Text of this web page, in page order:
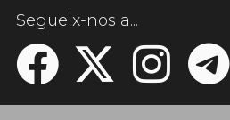
Segueix-nos a...